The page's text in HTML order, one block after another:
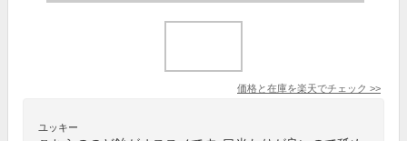
価格と在庫を楽天でチェック >>
ユッキー